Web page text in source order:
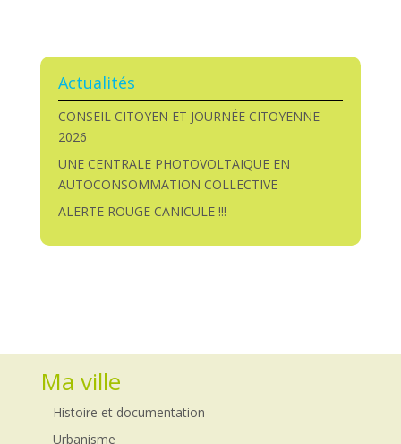
Actualités
CONSEIL CITOYEN ET JOURNÉE CITOYENNE
2026
UNE CENTRALE PHOTOVOLTAIQUE EN
AUTOCONSOMMATION COLLECTIVE
ALERTE ROUGE CANICULE !!!
Ma ville
Histoire et documentation
Urbanisme